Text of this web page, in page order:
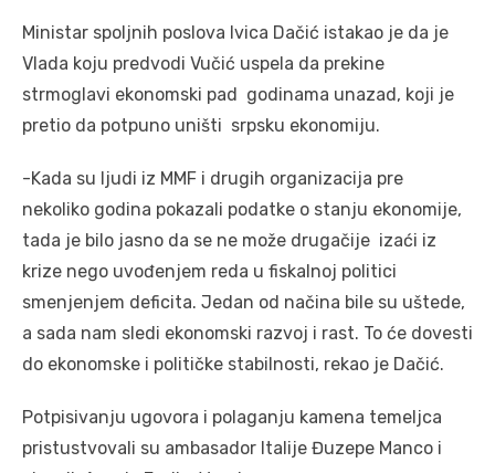
Ministar spoljnih poslova Ivica Dačić istakao je da je
Vlada koju predvodi Vučić uspela da prekine
strmoglavi ekonomski pad godinama unazad, koji je
pretio da potpuno uništi srpsku ekonomiju.
-Kada su ljudi iz MMF i drugih organizacija pre
nekoliko godina pokazali podatke o stanju ekonomije,
tada je bilo jasno da se ne može drugačije izaći iz
krize nego uvođenjem reda u fiskalnoj politici
smenjenjem deficita. Jedan od načina bile su uštede,
a sada nam sledi ekonomski razvoj i rast. To će dovesti
do ekonomske i političke stabilnosti, rekao je Dačić.
Potpisivanju ugovora i polaganju kamena temeljca
pristustvovali su ambasador Italije Đuzepe Manco i